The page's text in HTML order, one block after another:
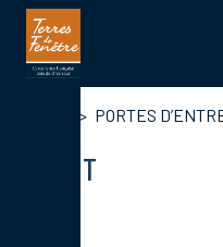
Aller
contenu
principale
PORTES
TACT